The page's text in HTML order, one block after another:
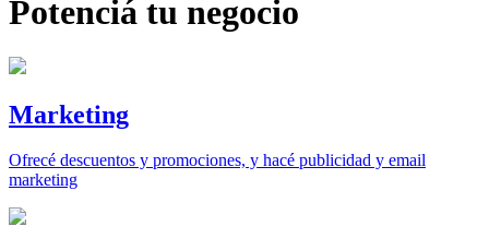
Potenciá tu negocio
Marketing
Ofrecé descuentos y promociones, y hacé publicidad y email
marketing